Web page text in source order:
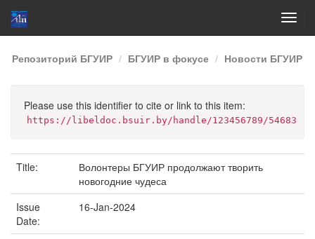
Skip
navigation
Репозиторий БГУИР БГУИР в фокусе Новости БГУИР
Please use this identifier to cite or link to this item:
https://libeldoc.bsuir.by/handle/123456789/54683
Title:
Волонтеры БГУИР продолжают творить
новогодние чудеса
Issue
Date:
16-Jan-2024